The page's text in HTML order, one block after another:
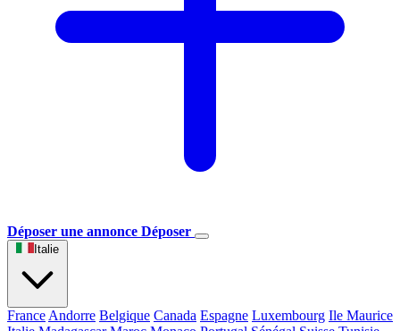
Déposer une annonce Déposer
Italie
France Andorre Belgique Canada Espagne Luxembourg Ile Maurice